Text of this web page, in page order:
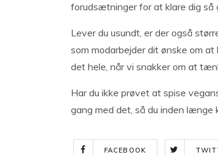
forudsætninger for at klare dig så
Lever du usundt, er der også
som modarbejder dit ønske om
det hele, når vi snakker om at
Har du ikke prøvet at spise
gang med det, så du inden længe
FACEBOOK